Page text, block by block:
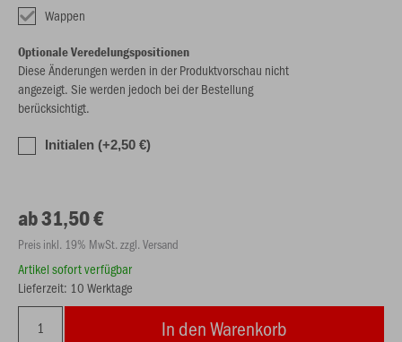
Wappen
Optionale Veredelungspositionen
Diese Änderungen werden in der Produktvorschau nicht
angezeigt. Sie werden jedoch bei der Bestellung
berücksichtigt.
Initialen (+2,50 €)
ab 31,50 €
Preis inkl. 19% MwSt. zzgl. Versand
Artikel sofort verfügbar
Lieferzeit: 10 Werktage
In den Warenkorb